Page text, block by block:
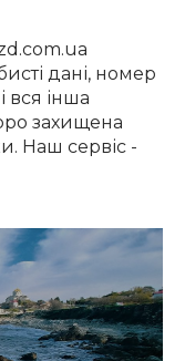
дані, номер
вся інша
захищена
Наш сервіс -